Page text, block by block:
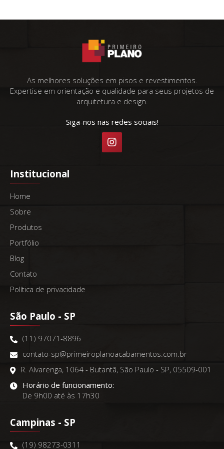
As melhores soluções em pisos e revestimentos.
Expertise em orientação e qualidade para seus projetos de
arquitetura e design.
Siga-nos nas redes sociais!
Institucional
Home
Sobre
Produtos
Portfólio
Blog
Contato
Política de privacidade
São Paulo - SP
(11) 97071-8896
contato-sp@primeiroplanoacabamentos.com.br
R. Alvarenga, 1064 - Butantã, São Paulo - SP, 05509-001
Horário de funcionamento:
De 9h00 até às 17h30
Campinas - SP
(19) 98273-0311